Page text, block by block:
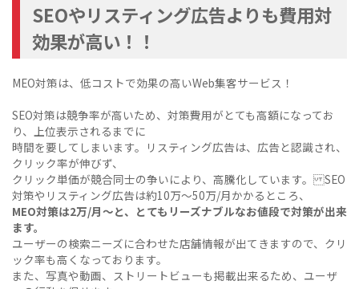
SEOやリスティング広告よりも費用対
効果が高い！！
MEO対策は、低コストで効果の高いWeb集客サービス！
SEO対策は競争率が高いため、対策費用がとても高額になってお
り、上位表示されるまでに
時間を要してしまいます。リスティング広告は、広告と認識され、
クリック率が伸びず、
クリック単価が競合同士の争いにより、高騰化しています。 SEO
対策やリスティング広告は約10万～50万/月かかるところ、
MEO対策は2万/月～と、とてもリーズナブルなお値段で対策が出来
ます。
ユーザーの検索ニーズに合わせた店舗情報が出てきますので、クリ
ック率も高くなっております。
また、写真や動画、ストリートビューも掲載出来るため、ユーザ